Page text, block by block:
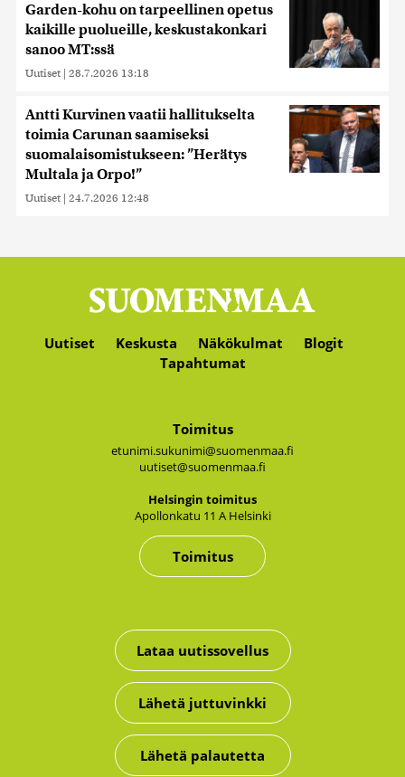
Garden-kohu on tarpeellinen opetus
kaikille puolueille, keskustakonkari
sanoo MT:ssä
Uutiset | 28.7.2026 13:18
Antti Kurvinen vaatii hallitukselta
toimia Carunan saamiseksi
suomalaisomistukseen: ”Herätys
Multala ja Orpo!”
Uutiset | 24.7.2026 12:48
Uutiset Keskusta Näkökulmat
Blogit
Tapahtumat
Toimitus
etunimi.sukunimi@suomenmaa.fi
uutiset@suomenmaa.fi
Hel­sin­gin toi­mi­tus
Apol­lon­ka­tu 11 A Hel­sin­ki
Toimitus
Lataa uutissovellus
Lähetä juttuvinkki
Lähetä palautetta